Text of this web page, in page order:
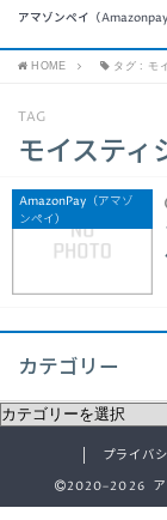
アマゾンペイ（
HOME タグ : モ
TAG
モイステ
AmazonPay（アマゾ
ンペイ）
カテゴリー
プライバ
2020–2026 ア